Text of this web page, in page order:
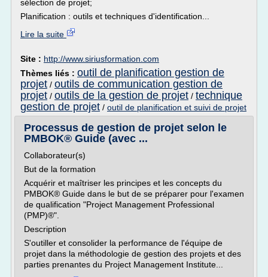
sélection de projet;
Planification : outils et techniques d'identification...
Lire la suite
Site : http://www.siriusformation.com
Thèmes liés : outil de planification gestion de
projet / outils de communication gestion de
projet / outils de la gestion de projet / technique
gestion de projet / outil de planification et suivi de projet
Processus de gestion de projet selon le
PMBOK® Guide (avec ...
Collaborateur(s)
But de la formation
Acquérir et maîtriser les principes et les concepts du
PMBOK® Guide dans le but de se préparer pour l'examen
de qualification "Project Management Professional
(PMP)®".
Description
S'outiller et consolider la performance de l'équipe de
projet dans la méthodologie de gestion des projets et des
parties prenantes du Project Management Institute...